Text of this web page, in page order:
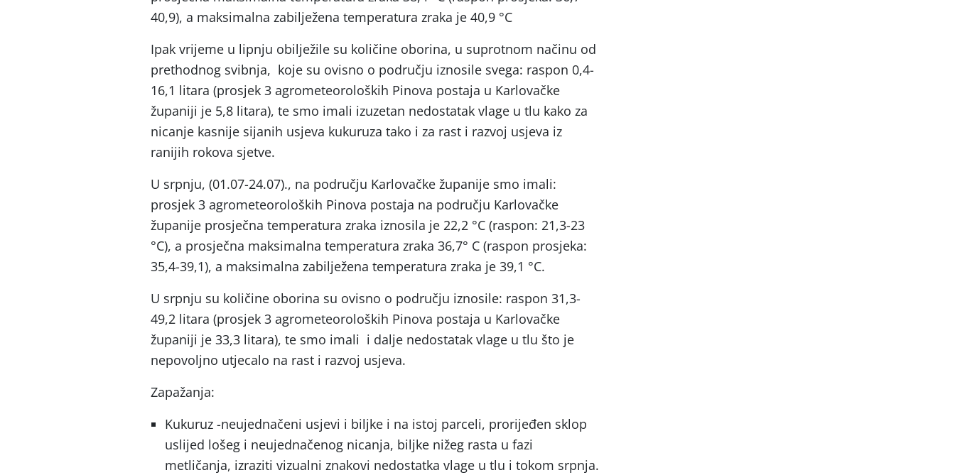
40,9), a maksimalna zabilježena temperatura zraka je 40,9 °C
Ipak vrijeme u lipnju obilježile su količine oborina, u suprotnom načinu od
prethodnog svibnja, koje su ovisno o području iznosile svega: raspon 0,4-
16,1 litara (prosjek 3 agrometeoroloških Pinova postaja u Karlovačke
županiji je 5,8 litara), te smo imali izuzetan nedostatak vlage u tlu kako za
nicanje kasnije sijanih usjeva kukuruza tako i za rast i razvoj usjeva iz
ranijih rokova sjetve.
U srpnju, (01.07-24.07)., na području Karlovačke županije smo imali:
prosjek 3 agrometeoroloških Pinova postaja na području Karlovačke
županije prosječna temperatura zraka iznosila je 22,2 °C (raspon: 21,3-23
°C), a prosječna maksimalna temperatura zraka 36,7° C (raspon prosjeka:
35,4-39,1), a maksimalna zabilježena temperatura zraka je 39,1 °C.
U srpnju su količine oborina su ovisno o području iznosile: raspon 31,3-
49,2 litara (prosjek 3 agrometeoroloških Pinova postaja u Karlovačke
županiji je 33,3 litara), te smo imali i dalje nedostatak vlage u tlu što je
nepovoljno utjecalo na rast i razvoj usjeva.
Zapažanja:
Kukuruz -neujednačeni usjevi i biljke i na istoj parceli, prorijeđen sklop
uslijed lošeg i neujednačenog nicanja, biljke nižeg rasta u fazi
metličanja, izraziti vizualni znakovi nedostatka vlage u tlu i tokom srpnja.